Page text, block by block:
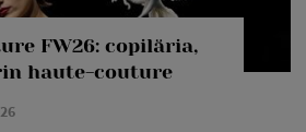
FW26: copilăria,
haute-couture